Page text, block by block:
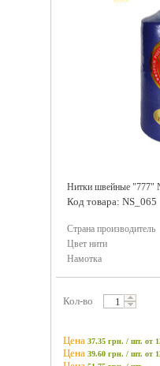
Нитки швейные "777"
Код товара: NS_065
Страна производитель
Цвет нити
Намотка
Кол-во
Цена 37.35 грн. / шт. от
Цена 39.60 грн. / шт. от